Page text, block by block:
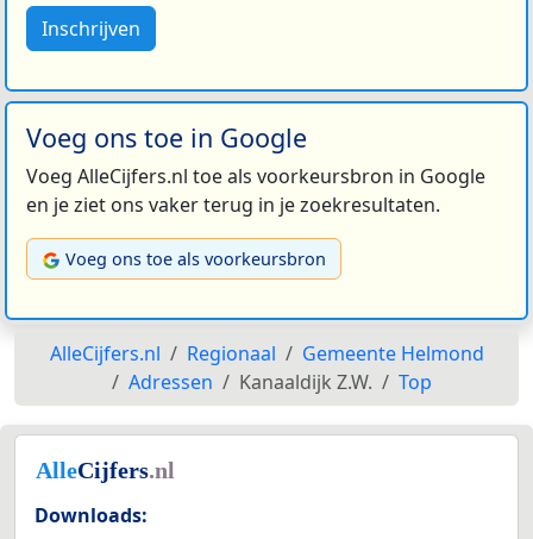
Inschrijven
Voeg ons toe in Google
Voeg AlleCijfers.nl toe als voorkeursbron in Google
en je ziet ons vaker terug in je zoekresultaten.
Voeg ons toe als voorkeursbron
AlleCijfers.nl Regionaal
Gemeente Helmond
Adressen
Kanaaldijk Z.W. Top
Downloads: